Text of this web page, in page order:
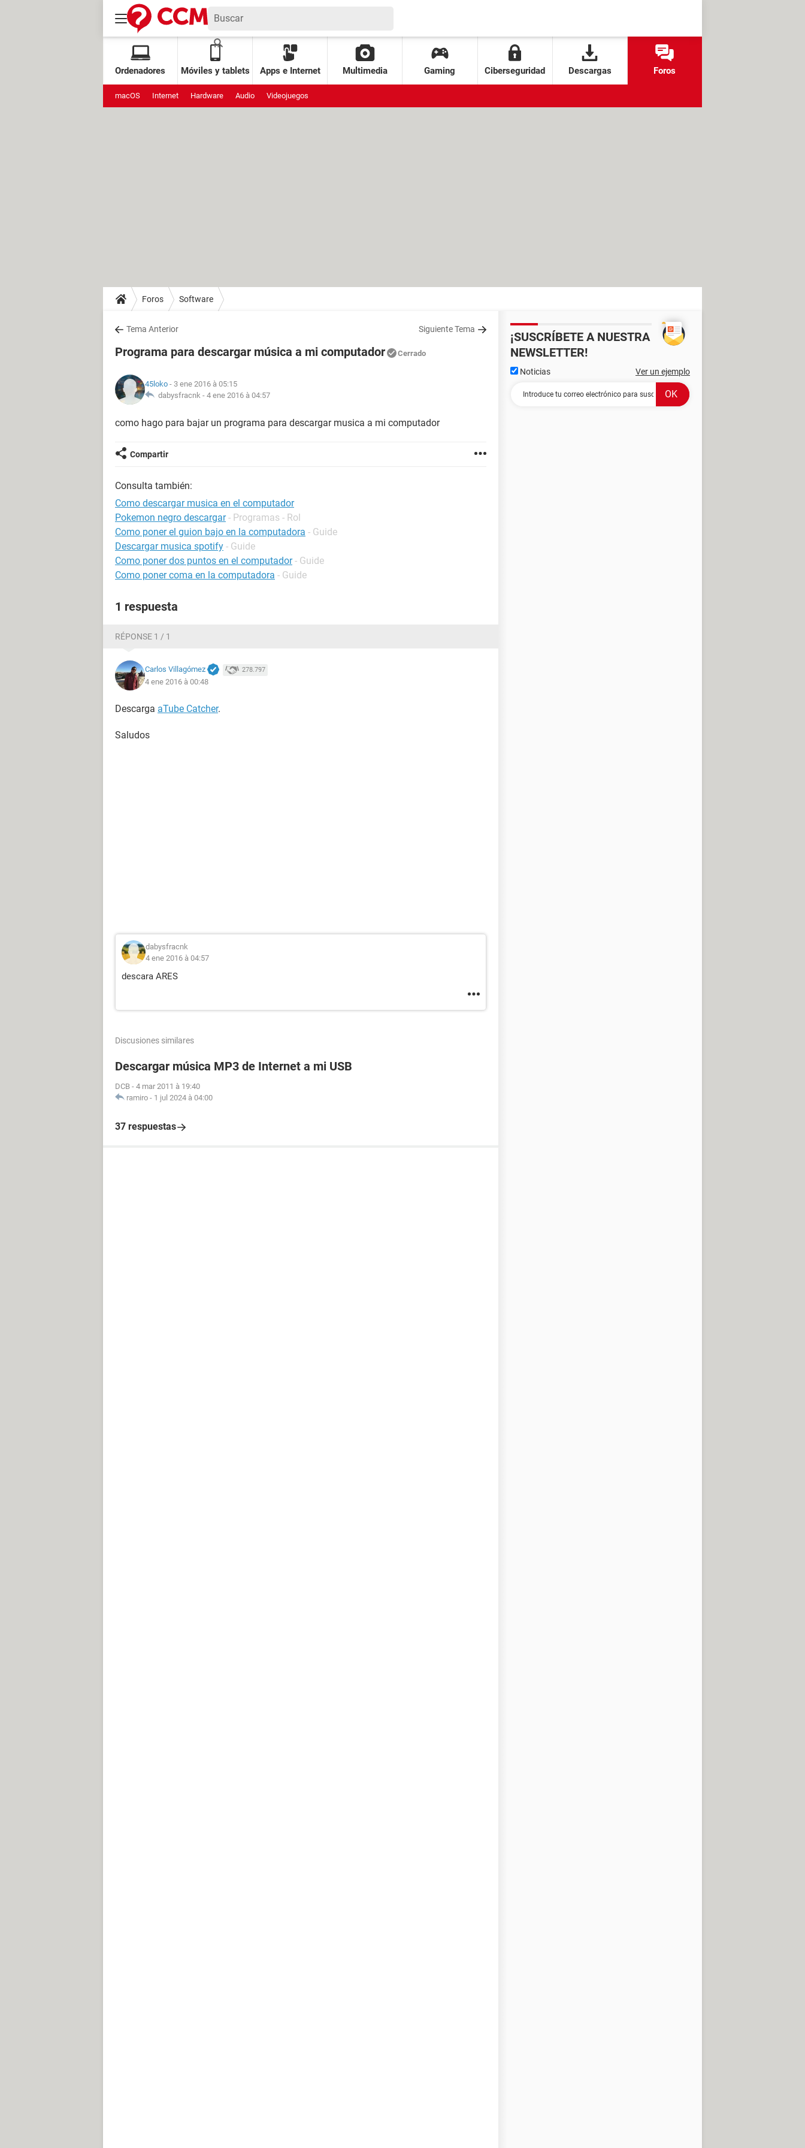
Ordenadores Móviles y tablets Apps e Internet Multimedia Gaming Ciberseguridad Descargas Foros
macOS Internet Hardware Audio Videojuegos
Foros Software
Tema Anterior Siguiente Tema
Programa para descargar música a mi computador Cerrado
45loko - 3 ene 2016 à 05:15
dabysfracnk - 4 ene 2016 à 04:57
como hago para bajar un programa para descargar musica a mi computador
Compartir
Consulta también:
Como descargar musica en el computador
Pokemon negro descargar - Programas - Rol
Como poner el guion bajo en la computadora - Guide
Descargar musica spotify - Guide
Como poner dos puntos en el computador - Guide
Como poner coma en la computadora - Guide
1 respuesta
RÉPONSE 1 / 1
Carlos Villagómez 278.797
4 ene 2016 à 00:48
Descarga aTube Catcher.
Saludos
dabysfracnk
4 ene 2016 à 04:57
descara ARES
Discusiones similares
Descargar música MP3 de Internet a mi USB
DCB - 4 mar 2011 à 19:40
ramiro - 1 jul 2024 à 04:00
37 respuestas
¡SUSCRÍBETE A NUESTRA
NEWSLETTER!
Noticias Ver un ejemplo